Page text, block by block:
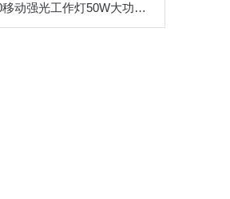
SW2600移动强光工作灯50W大功率应急抢修灯红蓝信号